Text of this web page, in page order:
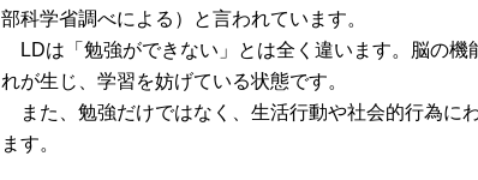
部科学省調べによる）と言われています。
LDは「勉強ができない」とは全く違います。脳の機
れが生じ、学習を妨げている状態です。
また、勉強だけではなく、生活行動や社会的行為に
ます。